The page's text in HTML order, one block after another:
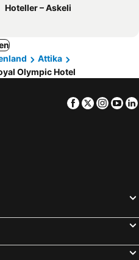
Hoteller – Askeli
Attika
Olympic Hotel
Facebook
Twitter